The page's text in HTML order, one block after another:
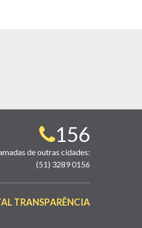
Telefone
para
contato:
156
de outras cidades:
(51) 3289 0156
TRANSPARÊNCIA(LINK